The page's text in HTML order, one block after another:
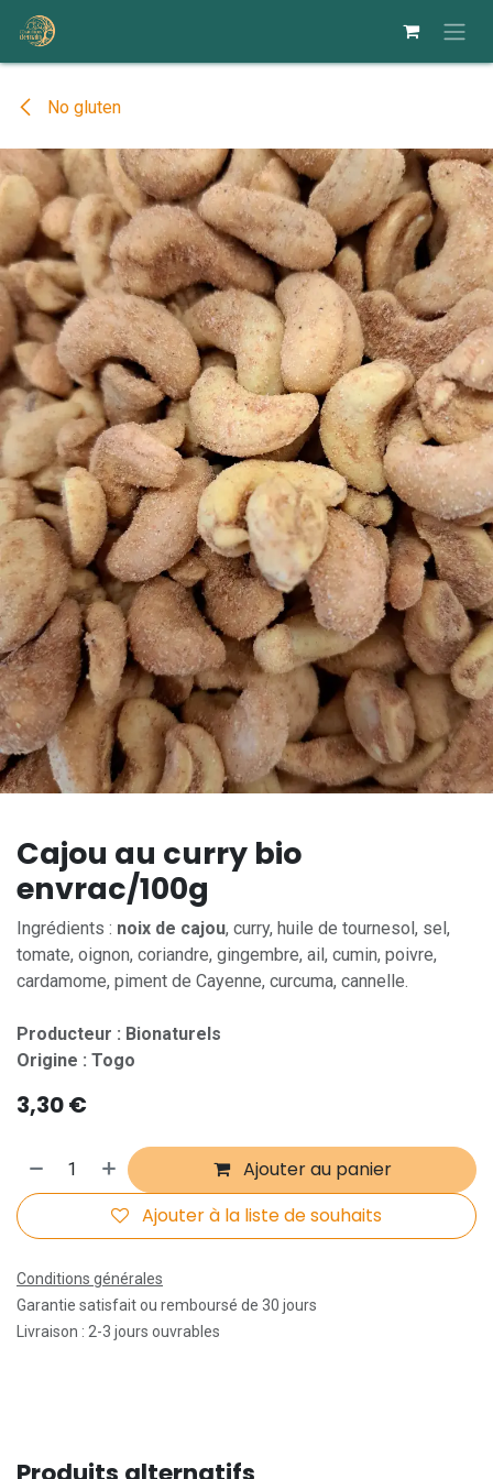
Se rendre au contenu
No gluten
Cajou au curry bio
envrac/100g
Ingrédients : noix de cajou, curry, huile de tournesol, sel,
tomate, oignon, coriandre, gingembre, ail, cumin, poivre,
cardamome, piment de Cayenne, curcuma, cannelle.
Producteur : Bionaturels
Origine : Togo
3,30€
Ajouter au panier
Ajouter à la liste de souhaits
Conditions générales
Garantie satisfait ou remboursé de 30 jours
Livraison : 2-3 jours ouvrables